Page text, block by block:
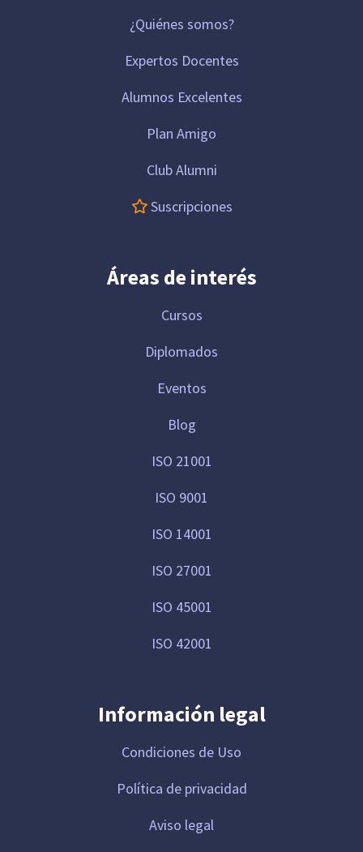
¿Quiénes somos?
Expertos Docentes
Alumnos Excelentes
Plan Amigo
Club Alumni
Suscripciones
Áreas de interés
Cursos
Diplomados
Eventos
Blog
ISO 21001
ISO 9001
ISO 14001
ISO 27001
ISO 45001
ISO 42001
Información legal
Condiciones de Uso
Política de privacidad
Aviso legal